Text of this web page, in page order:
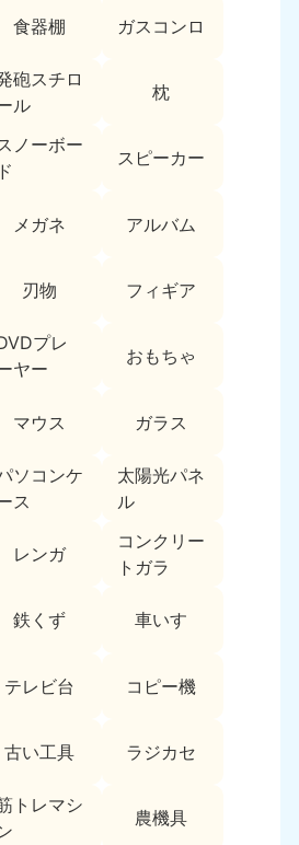
食器棚 ガスコンロ
砲スチロ
ル
枕
ノーボー
ド
スピーカー
メガネ アルバム
刃物 フィギア
プレ
ヤー
おもちゃ
マウス ガラス
ソコンケ
ス
太陽光パネ
ル
レンガ
コンクリー
トガラ
鉄くず 車いす
テレビ台 コピー機
古い工具 ラジカセ
トレマシ
農機具
休
近畿
休 9:00〜19:00 年中無休
三重県
050-1881-5254
休 9:00〜19:00 年中無休
中国
休
山口県
050-1880-9900
休 9:00〜19:00 年中無休